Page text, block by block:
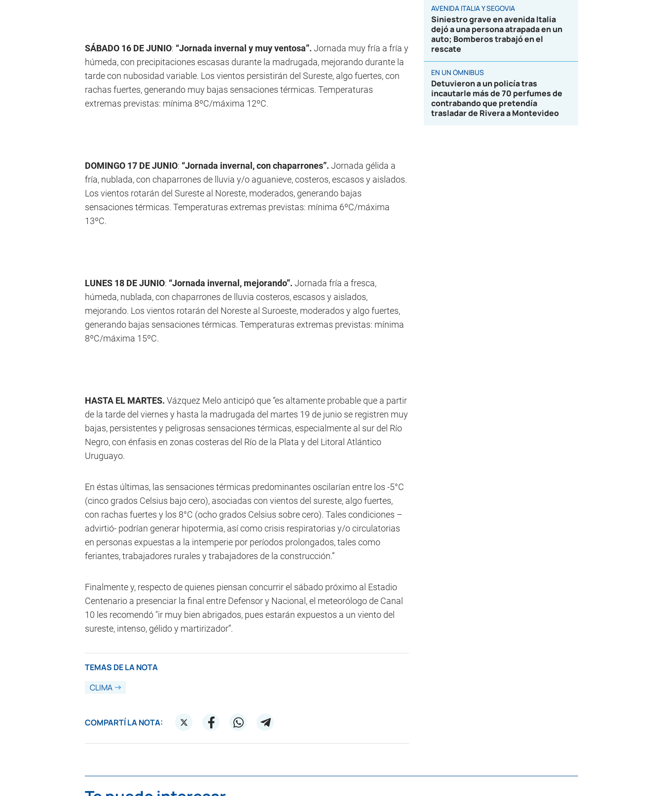
SÁBADO 16 DE JUNIO: “Jornada invernal y muy ventosa”. Jornada muy fría a fría y
húmeda, con precipitaciones escasas durante la madrugada, mejorando durante la
tarde con nubosidad variable. Los vientos persistirán del Sureste, algo fuertes, con
rachas fuertes, generando muy bajas sensaciones térmicas. Temperaturas
extremas previstas: mínima 8ºC/máxima 12ºC.
DOMINGO 17 DE JUNIO: “Jornada invernal, con chaparrones”. Jornada gélida a
fría, nublada, con chaparrones de lluvia y/o aguanieve, costeros, escasos y aislados.
Los vientos rotarán del Sureste al Noreste, moderados, generando bajas
sensaciones térmicas. Temperaturas extremas previstas: mínima 6ºC/máxima
13ºC.
LUNES 18 DE JUNIO: “Jornada invernal, mejorando”. Jornada fría a fresca,
húmeda, nublada, con chaparrones de lluvia costeros, escasos y aislados,
mejorando. Los vientos rotarán del Noreste al Suroeste, moderados y algo fuertes,
generando bajas sensaciones térmicas. Temperaturas extremas previstas: mínima
8ºC/máxima 15ºC.
HASTA EL MARTES. Vázquez Melo anticipó que “es altamente probable que a partir
de la tarde del viernes y hasta la madrugada del martes 19 de junio se registren muy
bajas, persistentes y peligrosas sensaciones térmicas, especialmente al sur del Río
Negro, con énfasis en zonas costeras del Río de la Plata y del Litoral Atlántico
Uruguayo.
En éstas últimas, las sensaciones térmicas predominantes oscilarían entre los -5°C
(cinco grados Celsius bajo cero), asociadas con vientos del sureste, algo fuertes,
con rachas fuertes y los 8°C (ocho grados Celsius sobre cero). Tales condiciones –
advirtió- podrían generar hipotermia, así como crisis respiratorias y/o circulatorias
en personas expuestas a la intemperie por períodos prolongados, tales como
feriantes, trabajadores rurales y trabajadores de la construcción.”
Finalmente y, respecto de quienes piensan concurrir el sábado próximo al Estadio
Centenario a presenciar la final entre Defensor y Nacional, el meteorólogo de Canal
10 les recomendó "ir muy bien abrigados, pues estarán expuestos a un viento del
sureste, intenso, gélido y martirizador”.
TEMAS DE LA NOTA
CLIMA
COMPARTÍ LA NOTA:
AVENIDA ITALIA Y SEGOVIA
Siniestro grave en avenida Italia
dejó a una persona atrapada en un
auto; Bomberos trabajó en el
rescate
EN UN ÓMNIBUS
Detuvieron a un policía tras
incautarle más de 70 perfumes de
contrabando que pretendía
trasladar de Rivera a Montevideo